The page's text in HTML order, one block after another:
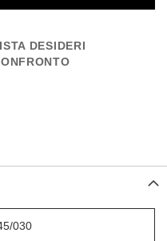
DESIDERI
030